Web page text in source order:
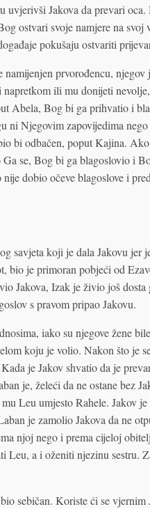
uvjerivši Jakova da prevari
ostvari svoje namjere na
pokušaju ostvariti
prvorođencu, njegov
ili mu donijeti
Abela, Bog bi ga prihvatio i
ni Njegovim zapovijedima
bi odbačen, poput Kajina.
se, Bog bi ga blagoslovio i
dobio očeve blagoslove i
savjeta koji je dala Jakovu jer
bio je primoran pobjeći od
Jakova, Izak je živio još
s pravom pripao Jakovu.
iako su njegove žene
koju je volio. Nakon što je
je Jakov shvatio da je
je, želeći da ne ostane bez
Leu umjesto Rahele. Jakov
je zamolio Jakova da ne
njoj nego i prema cijeloj
Leu, a i oženiti njezinu sestru.
sebičan. Koriste ći se